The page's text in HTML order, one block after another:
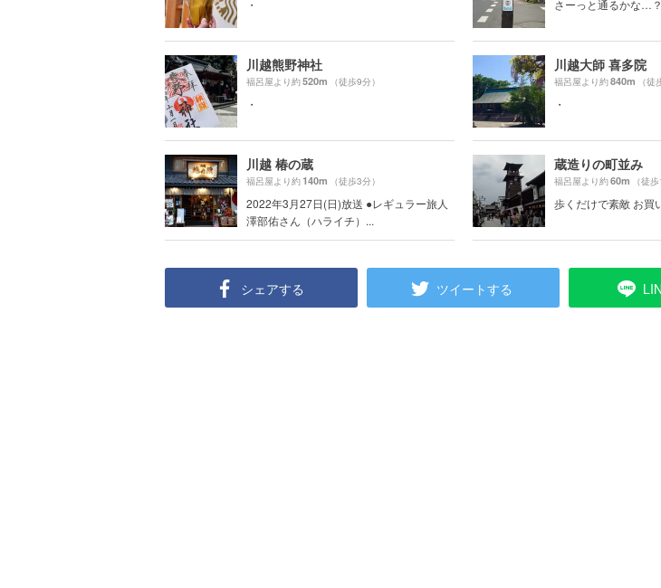
・ さーっと通るかな…？
川越熊野神社
福呂屋より約520m （徒歩9分）
・
川越大師 喜多院
福呂屋より約840m （徒
・
川越 椿の蔵
福呂屋より約140m （徒歩3分）
2022年3月27日(日)放送 ●レギュラー旅人
澤部佑さん（ハライチ）...
蔵造りの町並み
福呂屋より約60m （徒
歩くだけで素敵 お買
シェアする ツイートする